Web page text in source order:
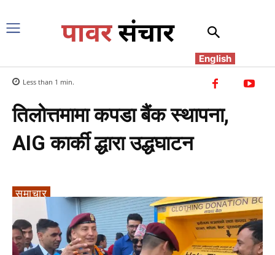
English
Less than 1 min.
तिलोत्तमामा कपडा बैंक स्थापना,
AIG कार्की द्धारा उद्धघाटन
समाचार